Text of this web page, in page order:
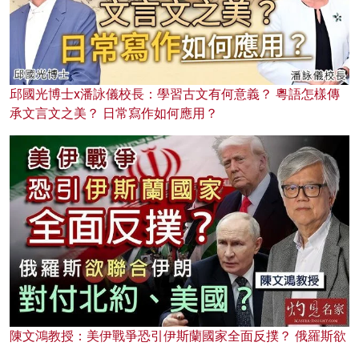
邱國光博士x潘詠儀校長：學習古文有何意義？ 粵語怎樣傳
承文言文之美？ 日常寫作如何應用？
陳文鴻教授：美伊戰爭恐引伊斯蘭國家全面反撲？ 俄羅斯欲